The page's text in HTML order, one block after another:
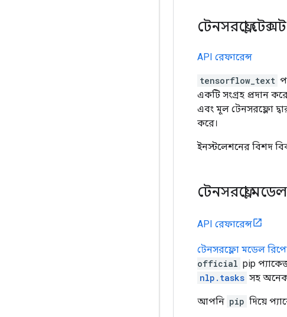
টেনসরফ্লো টেক্সট
API রেফারেন্স
tensorflow_text
একটি সংগ্রহ প্রদান
এবং মূল টেনসরফ্লো
করে।
ইনস্টলেশনের বিশদ
টেনসরফ্লো
API রেফারেন্স
টেনসরফ্লো মডেল
official pip
nlp.tasks সহ অনেক
আপনি pip দিয়ে